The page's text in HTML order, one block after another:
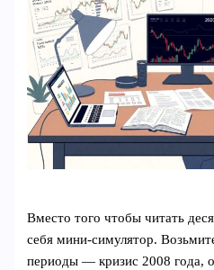
Вместо того чтобы читать
себя мини-симулятор.
периоды — кризис 2008 года,